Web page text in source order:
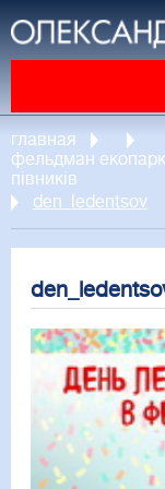
главная
фельдман
півників
den_ledentsov